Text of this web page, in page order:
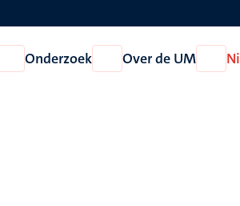
Open
Onderwijs
Onderzoek
Open
Onderzoek
Over de UM
Open
Over